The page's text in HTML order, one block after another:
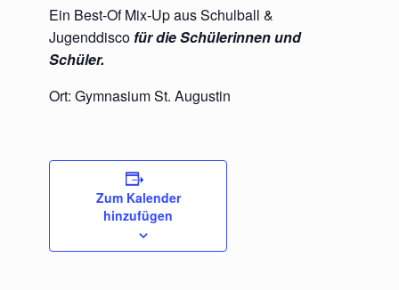
Ein Best-Of Mix-Up aus Schulball &
Jugenddisco für die Schülerinnen und
Schüler.
Ort: Gymnasium St. Augustin
Zum Kalender
hinzufügen